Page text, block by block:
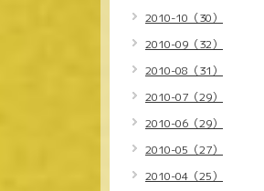
2010-10（30）
2010-09（32）
2010-08（31）
2010-07（29）
2010-06（29）
2010-05（27）
2010-04（25）